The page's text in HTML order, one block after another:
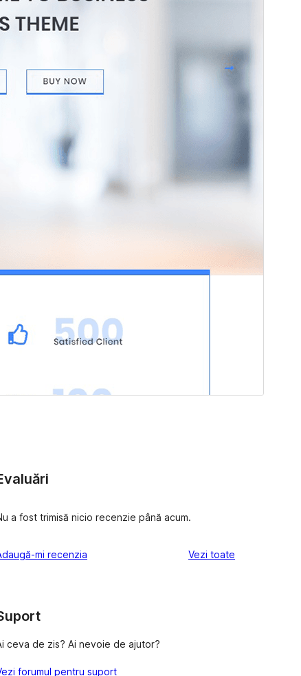
a fost trimisă nicio recenzie până acum.
mi recenzia Vezi toate
ceva de zis? Ai nevoie de ajutor?
forumul pentru suport